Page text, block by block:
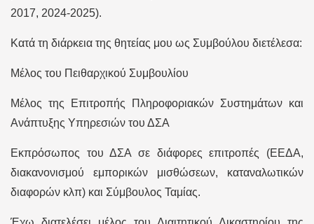
2017, 2024-2025).
Κατά τη διάρκεια της θητείας μου ως Συμβούλου διετέλεσα:
Μέλος του Πειθαρχικού Συμβουλίου
Μέλος της Επιτροπής Πληροφοριακών Συστημάτων και
Ανάπτυξης Υπηρεσιών του ΔΣΑ
Εκπρόσωπος του ΔΣΑ σε διάφορες επιτροπές (ΕΕΔΑ,
διακανονισμού εμπορικών μισθώσεων, καταναλωτικών
διαφορών κλπ) και Σύμβουλος Ταμίας.